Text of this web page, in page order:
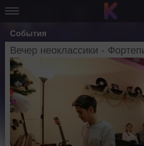
События
Вечер неоклассики -